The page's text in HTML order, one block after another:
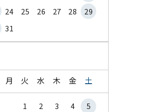
24 25 26 27 28
29
31
月 火 水 木 金 土
1 2 3 4
5